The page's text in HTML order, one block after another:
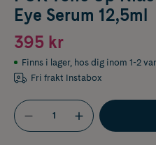
Eye Serum 12,5ml
395 kr
Finns i lager, hos dig inom 1-2
Fri frakt Instabox